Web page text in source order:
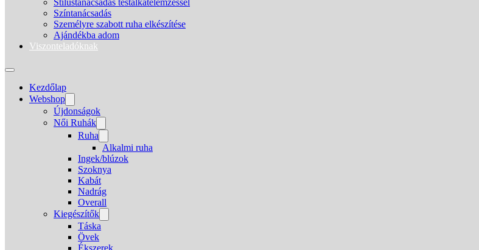
Stílustanácsadás testalkatelemzéssel
Színtanácsadás
Személyre szabott ruha elkészítése
Ajándékba adom
Viszonteladóknak
Kezdőlap
Webshop
Újdonságok
Női Ruhák
Ruha
Alkalmi ruha
Ingek/blúzok
Szoknya
Kabát
Nadrág
Overall
Kiegészítők
Táska
Övek
Ékszerek